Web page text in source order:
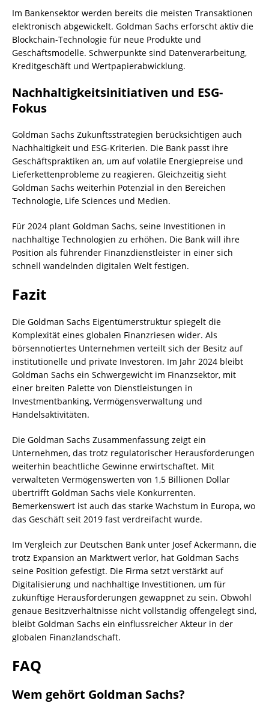
Im Bankensektor werden bereits die meisten Transaktionen
elektronisch abgewickelt. Goldman Sachs erforscht aktiv die
Blockchain-Technologie für neue Produkte und
Geschäftsmodelle. Schwerpunkte sind Datenverarbeitung,
Kreditgeschäft und Wertpapierabwicklung.
Nachhaltigkeitsinitiativen und ESG-
Fokus
Goldman Sachs Zukunftsstrategien berücksichtigen auch
Nachhaltigkeit und ESG-Kriterien. Die Bank passt ihre
Geschäftspraktiken an, um auf volatile Energiepreise und
Lieferkettenprobleme zu reagieren. Gleichzeitig sieht
Goldman Sachs weiterhin Potenzial in den Bereichen
Technologie, Life Sciences und Medien.
Für 2024 plant Goldman Sachs, seine Investitionen in
nachhaltige Technologien zu erhöhen. Die Bank will ihre
Position als führender Finanzdienstleister in einer sich
schnell wandelnden digitalen Welt festigen.
Fazit
Die Goldman Sachs Eigentümerstruktur spiegelt die
Komplexität eines globalen Finanzriesen wider. Als
börsennotiertes Unternehmen verteilt sich der Besitz auf
institutionelle und private Investoren. Im Jahr 2024 bleibt
Goldman Sachs ein Schwergewicht im Finanzsektor, mit
einer breiten Palette von Dienstleistungen in
Investmentbanking, Vermögensverwaltung und
Handelsaktivitäten.
Die Goldman Sachs Zusammenfassung zeigt ein
Unternehmen, das trotz regulatorischer Herausforderungen
weiterhin beachtliche Gewinne erwirtschaftet. Mit
verwalteten Vermögenswerten von 1,5 Billionen Dollar
übertrifft Goldman Sachs viele Konkurrenten.
Bemerkenswert ist auch das starke Wachstum in Europa, wo
das Geschäft seit 2019 fast verdreifacht wurde.
Im Vergleich zur Deutschen Bank unter Josef Ackermann, die
trotz Expansion an Marktwert verlor, hat Goldman Sachs
seine Position gefestigt. Die Firma setzt verstärkt auf
Digitalisierung und nachhaltige Investitionen, um für
zukünftige Herausforderungen gewappnet zu sein. Obwohl
genaue Besitzverhältnisse nicht vollständig offengelegt sind,
bleibt Goldman Sachs ein einflussreicher Akteur in der
globalen Finanzlandschaft.
FAQ
Wem gehört Goldman Sachs?